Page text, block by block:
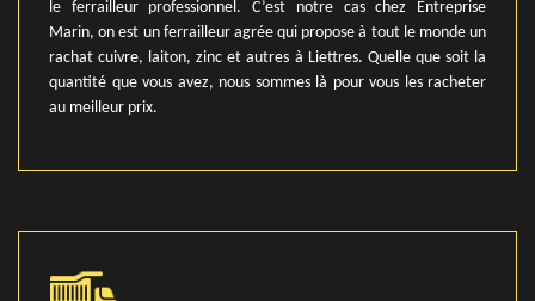
le ferrailleur professionnel. C’est notre cas chez Entreprise
Marin, on est un ferrailleur agrée qui propose à tout le monde un
rachat cuivre, laiton, zinc et autres à Liettres. Quelle que soit la
quantité que vous avez, nous sommes là pour vous les racheter
au meilleur prix.